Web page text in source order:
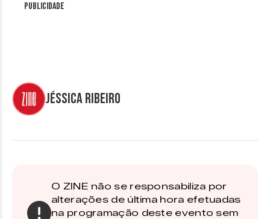
Publicidade
Jéssica Ribeiro
O ZINE não se responsabiliza por
alterações de última hora efetuadas
na programação deste evento sem